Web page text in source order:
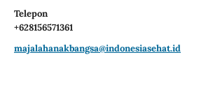
Telepon
+628156571361
majalahanakbangsa@indonesiasehat.id